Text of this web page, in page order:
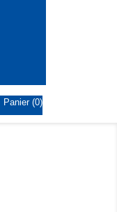
Panier (0)